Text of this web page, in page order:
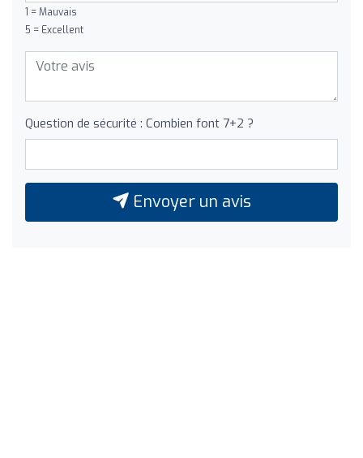
1 = Mauvais
5 = Excellent
Question de sécurité : Combien font 7+2 ?
Envoyer un avis